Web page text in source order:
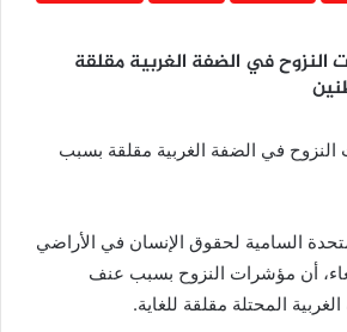
النزوح في الضفة الغربية مقلقة
النزوح في الضفة الغربية مقلقة بسبب
السامية لحقوق الإنسان في الأراضي
أن مؤشرات النزوح بسبب عنف
المحتلة مقلقة للغاية.